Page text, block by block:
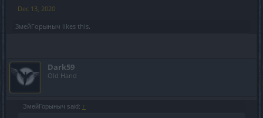
Dec 13, 2020
ЗмейГорыныч likes this.
Dark59
Old Hand
ЗмейГорыныч said: ↑